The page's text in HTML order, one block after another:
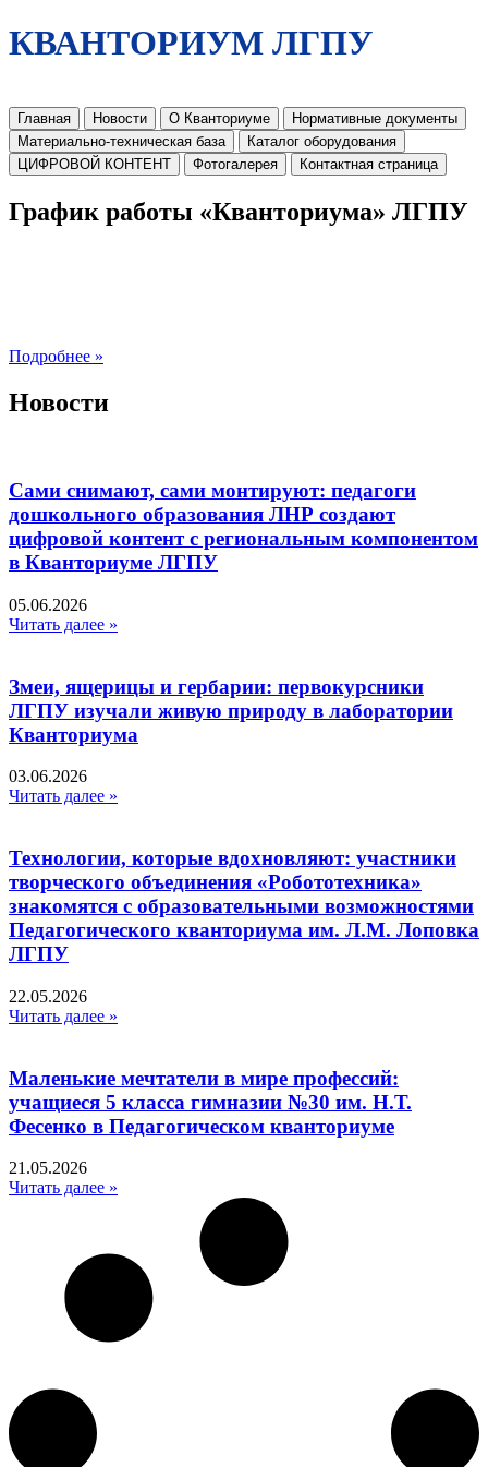
КВАНТОРИУМ ЛГПУ
Главная Новости О Кванториуме
Нормативные документы
Материально-техническая база
Каталог оборудования
ЦИФРОВОЙ КОНТЕНТ
Фотогалерея Контактная страница
График работы «Кванториума» ЛГПУ
Подробнее »
Новости
Сами снимают, сами монтируют: педагоги
дошкольного образования ЛНР создают
цифровой контент с региональным компонентом
в Кванториуме ЛГПУ​
05.06.2026
Читать далее »
Змеи, ящерицы и гербарии: первокурсники
ЛГПУ изучали живую природу в лаборатории
Кванториума
03.06.2026
Читать далее »
Технологии, которые вдохновляют: участники
творческого объединения «Робототехника»
знакомятся с образовательными возможностями
Педагогического кванториума им. Л.М. Лоповка
ЛГПУ
22.05.2026
Читать далее »
Маленькие мечтатели в мире профессий:
учащиеся 5 класса гимназии №30 им. Н.Т.
Фесенко в Педагогическом кванториуме
21.05.2026
Читать далее »